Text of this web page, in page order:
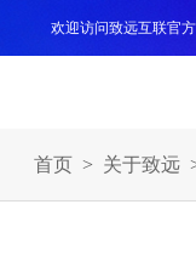
欢迎访问致远互联官方
首页 > 关于致远